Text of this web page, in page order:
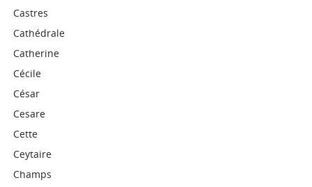
Castres
Cathédrale
Catherine
Cécile
César
Cesare
Cette
Ceytaire
Champs